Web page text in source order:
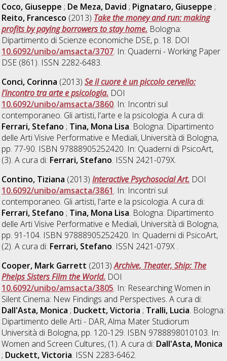
Coco, Giuseppe ; De Meza, David ; Pignataro, Giuseppe ;
Reito, Francesco (2013) Take the money and run: making
profits by paying borrowers to stay home. Bologna:
Dipartimento di Scienze economiche DSE, p. 18. DOI
10.6092/unibo/amsacta/3707. In: Quaderni - Working Paper
DSE (861). ISSN 2282-6483.
Conci, Corinna (2013)Se il cuore è un piccolo cervello:
l'incontro tra arte e psicologia. DOI
10.6092/unibo/amsacta/3860. In: Incontri sul
contemporaneo. Gli artisti, l'arte e la psicologia. A cura di:
Ferrari, Stefano ; Tina, Mona Lisa. Bologna: Dipartimento
delle Arti Visive Performative e Mediali, Università di Bologna,
pp. 77-90. ISBN 97888905252420. In: Quaderni di PsicoArt,
(3). A cura di: Ferrari, Stefano. ISSN 2421-079X.
Contino, Tiziana (2013)Interactive Psychosocial Art. DOI
10.6092/unibo/amsacta/3861. In: Incontri sul
contemporaneo. Gli artisti, l'arte e la psicologia. A cura di:
Ferrari, Stefano ; Tina, Mona Lisa. Bologna: Dipartimento
delle Arti Visive Performative e Mediali, Università di Bologna,
pp. 91-104. ISBN 97888905252420. In: Quaderni di PsicoArt,
(2). A cura di: Ferrari, Stefano. ISSN 2421-079X .
Cooper, Mark Garrett (2013)Archive, Theater, Ship: The
Phelps Sisters Film the World. DOI
10.6092/unibo/amsacta/3805. In: Researching Women in
Silent Cinema: New Findings and Perspectives. A cura di:
Dall'Asta, Monica ; Duckett, Victoria ; Tralli, Lucia. Bologna:
Dipartimento delle Arti - DAR, Alma Mater Studiorum
Università di Bologna, pp. 120-129. ISBN 9788898010103. In:
Women and Screen Cultures, (1). A cura di: Dall'Asta, Monica
; Duckett, Victoria. ISSN 2283-6462.